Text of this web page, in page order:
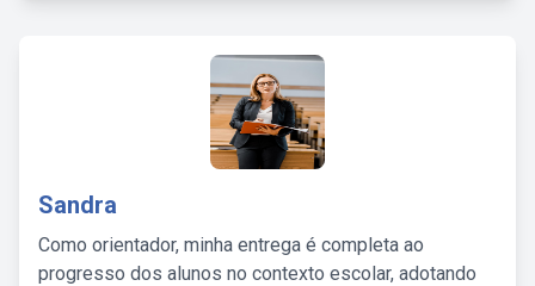
Sandra
Como orientador, minha entrega é completa ao
progresso dos alunos no contexto escolar, adotando